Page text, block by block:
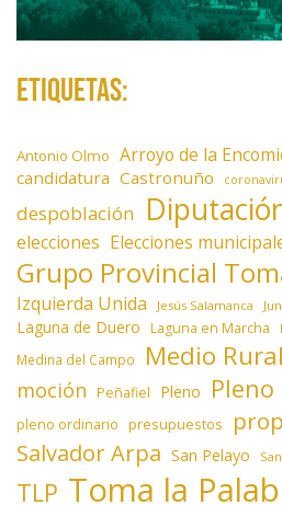
Etiquetas:
Antonio Olmo Arroyo de la
candidatura Castronuño
despoblación
elecciones Elecciones
Grupo Provincial
Izquierda Unida Jesús Salamanca
Laguna de Duero Laguna en Marcha
Medina del Campo Medio Rural
moción Peñafiel Pleno
pleno ordinario presupuestos
Salvador Arpa San Pelayo
TLP Toma la